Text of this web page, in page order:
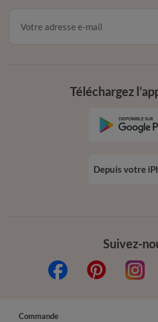
Suivez-
Téléchargez
Depuis votre
Commande